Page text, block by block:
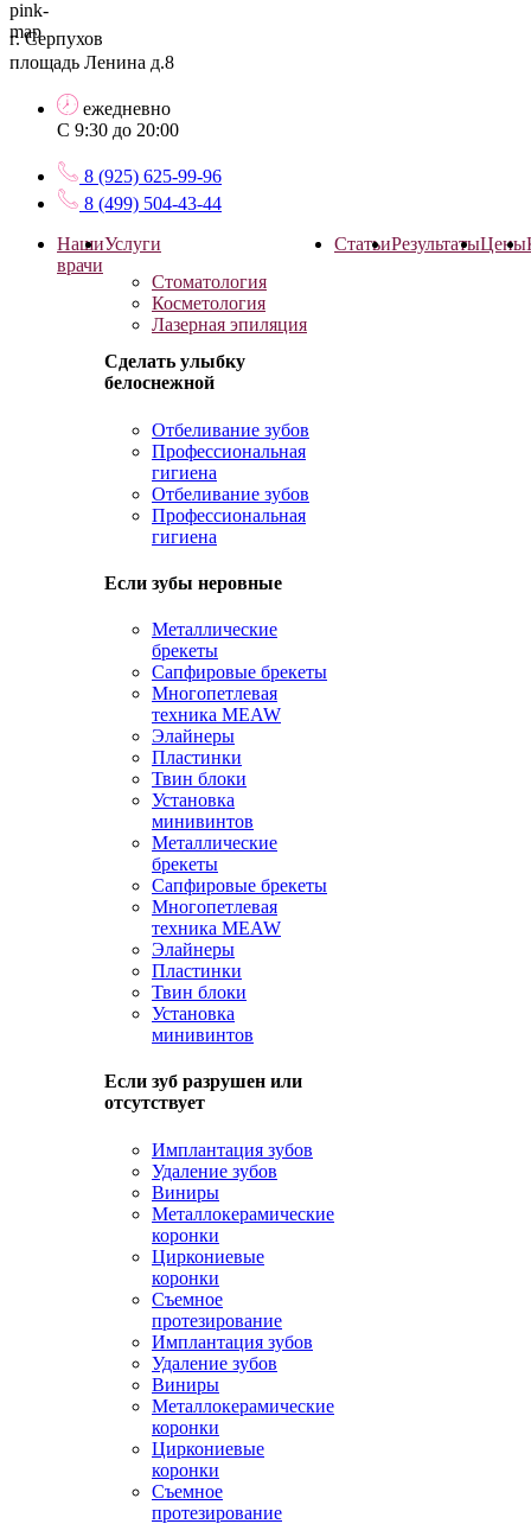
г. Серпухов
площадь Ленина д.8
ежедневно
С 9:30 до 20:00
8 (925) 625-99-96
8 (499) 504-43-44
Наши
врачи
Услуги
Стоматология
Косметология
Лазерная эпиляция
Сделать улыбку
белоснежной
Отбеливание зубов
Профессиональная
гигиена
Отбеливание зубов
Профессиональная
гигиена
Если зубы неровные
Металлические
брекеты
Сапфировые брекеты
Многопетлевая
техника MEAW
Элайнеры
Пластинки
Твин блоки
Установка
минивинтов
Металлические
брекеты
Сапфировые брекеты
Многопетлевая
техника MEAW
Элайнеры
Пластинки
Твин блоки
Установка
минивинтов
Если зуб разрушен или
отсутствует
Имплантация зубов
Удаление зубов
Виниры
Металлокерамические
коронки
Циркониевые
коронки
Съемное
протезирование
Имплантация зубов
Удаление зубов
Виниры
Металлокерамические
коронки
Циркониевые
коронки
Съемное
протезирование
СтатьиРезультатыЦены